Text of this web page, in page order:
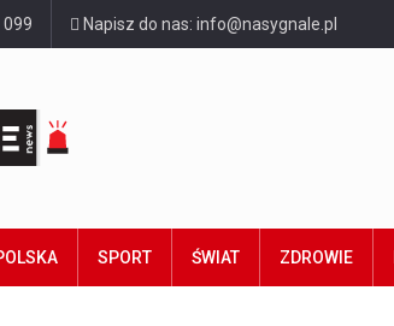
Napisz do nas: info@nasygnale.pl
SPORT ŚWIAT ZDROWIE